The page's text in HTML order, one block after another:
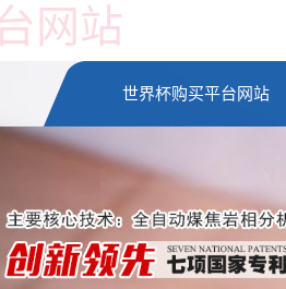
网站
世界杯购买平台网站